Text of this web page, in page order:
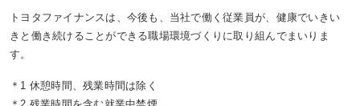
トヨタファイナンスは、今後も、当社で働く従業員が、健康でいきい
きと働き続けることができる職場環境づくりに取り組んでまいりま
す。
＊1 休憩時間、残業時間は除く